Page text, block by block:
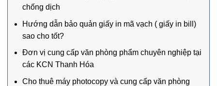
chống dịch
Hướng dẫn bảo quản giấy in mã vạch ( giấy in bill)
sao cho tốt?
Đơn vị cung cấp văn phòng phẩm chuyên nghiệp tại
các KCN Thanh Hóa
Cho thuê máy photocopy và cung cấp văn phòng